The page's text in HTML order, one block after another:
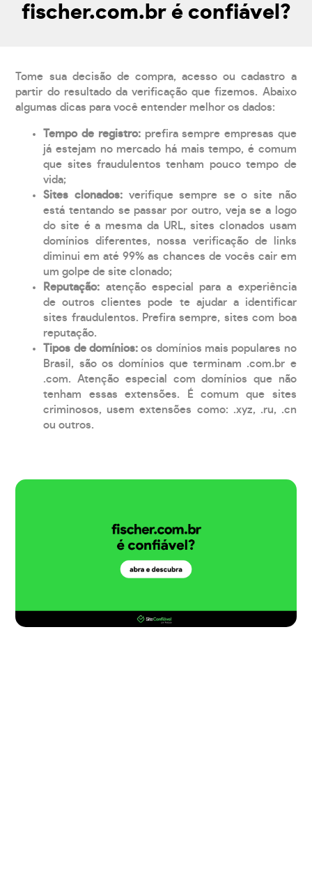
fischer.com.br é confiável?
Tome sua decisão de compra, acesso ou cadastro a
partir do resultado da verificação que fizemos. Abaixo
algumas dicas para você entender melhor os dados:
Tempo de registro: prefira sempre empresas que
já estejam no mercado há mais tempo, é comum
que sites fraudulentos tenham pouco tempo de
vida;
Sites clonados: verifique sempre se o site não
está tentando se passar por outro, veja se a logo
do site é a mesma da URL, sites clonados usam
domínios diferentes, nossa verificação de links
diminui em até 99% as chances de vocês cair em
um golpe de site clonado;
Reputação: atenção especial para a experiência
de outros clientes pode te ajudar a identificar
sites fraudulentos. Prefira sempre, sites com boa
reputação.
Tipos de domínios:os domínios mais populares no
Brasil, são os domínios que terminam .com.br e
.com. Atenção especial com domínios que não
tenham essas extensões. É comum que sites
criminosos, usem extensões como: .xyz, .ru, .cn
ou outros.